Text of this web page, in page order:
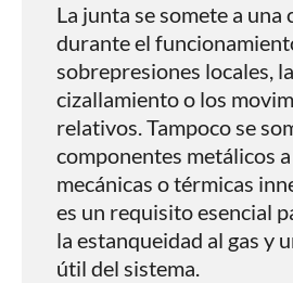
La junta se somete a
durante el
sobrepresiones locales,
cizallamiento o los
relativos. Tampoco se
componentes metálicos
mecánicas o térmicas
es un requisito esencial
la estanqueidad al gas y
útil del sistema.